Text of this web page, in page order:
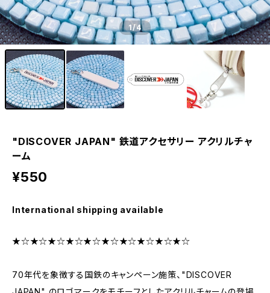
1/4
"DISCOVER JAPAN" 鉄道アクセサリー アクリルチャ
ーム
¥550
International shipping available
★☆★☆★☆★☆★☆★☆★☆★☆★☆★☆
70年代を象徴する国鉄のキャンペーン施策、"DISCOVER